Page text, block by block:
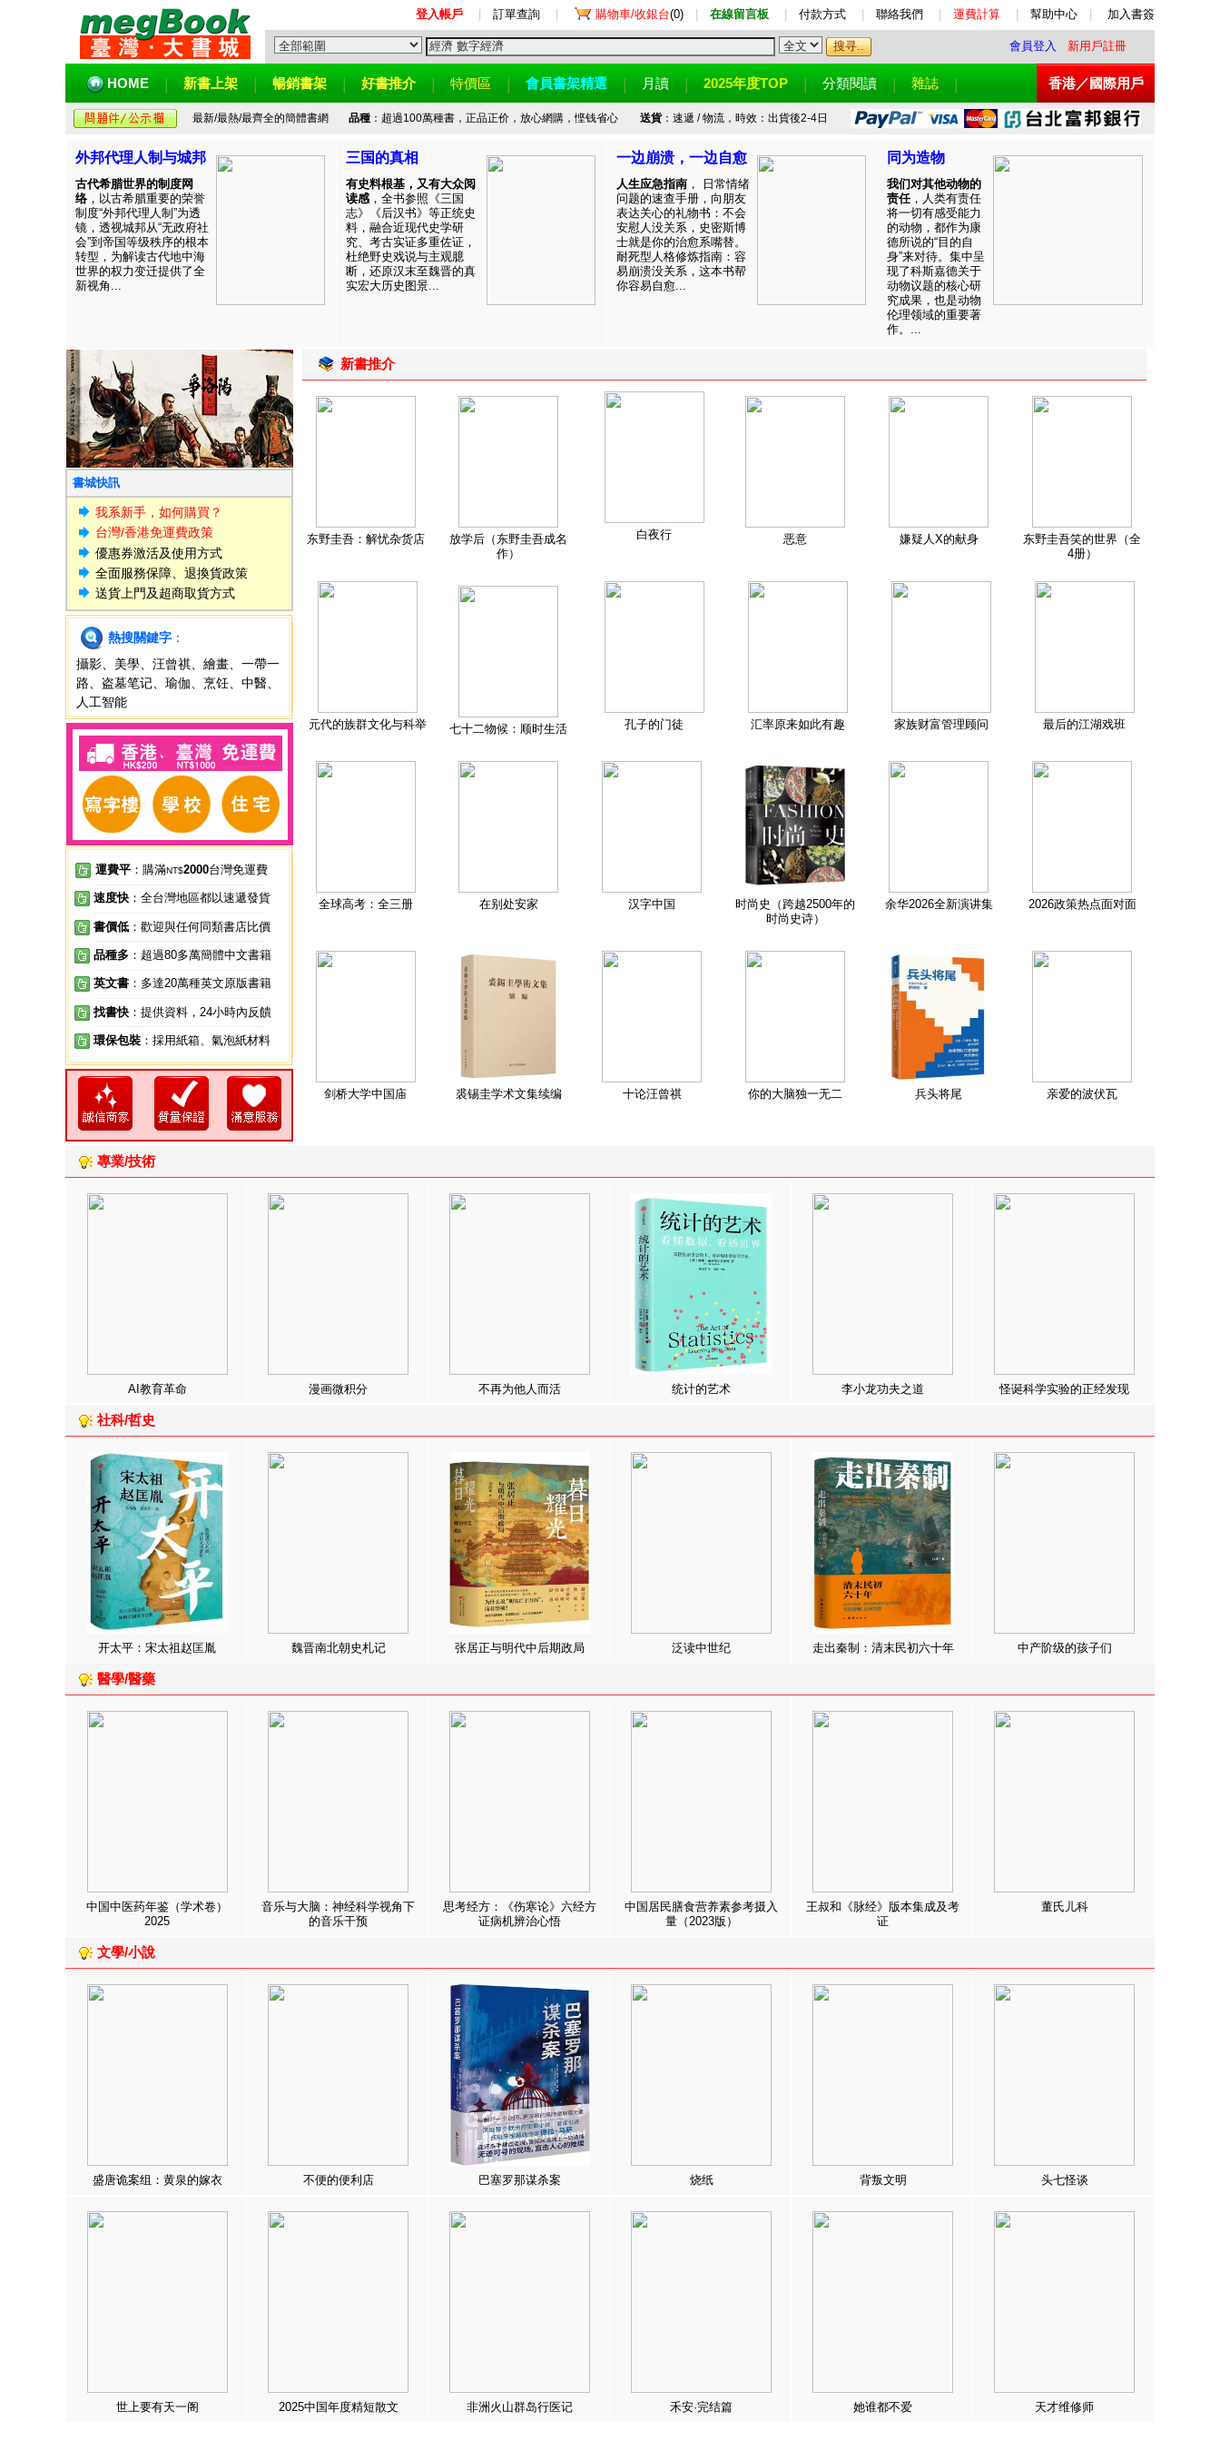
登入帳戶 訂單查詢 購物車/收銀台(0) 在線留言板 付款方式 聯絡我們 運費計算 幫助中心 加入書簽
會員登入 新用戶註冊
HOME 新書上架 暢銷書架 好書推介 特價區 會員書架精選 月讀 2025年度TOP 分類閱讀 雜誌 香港／國際用戶
最新/最熱/最齊全的簡體書網 品種：超過100萬種書，正品正价，放心網購，悭钱省心 送貨：速遞 / 物流，時效：出貨後2-4日
外邦代理人制与城邦
古代希腊世界的制度网
络 ，以古希腊重要的荣誉
制度“外邦代理人制”为透
镜，透视城邦从“无政府社
会”到帝国等级秩序的根本
转型，为解读古代地中海
世界的权力变迁提供了全
新视角...
三国的真相
有史料根基，又有大众阅
读感 ，全书参照《三国
志》《后汉书》等正统史
料，融合近现代史学研
究、考古实证多重佐证，
杜绝野史戏说与主观臆
断，还原汉末至魏晋的真
实宏大历史图景...
一边崩溃，一边自愈
人生应急指南 ， 日常情绪
问题的速查手册，向朋友
表达关心的礼物书：不会
安慰人没关系，史密斯博
士就是你的治愈系嘴替。
耐死型人格修炼指南：容
易崩溃没关系，这本书帮
你容易自愈...
同为造物
我们对其他动物的
责任，人类有责任
将一切有感受能力
的动物，都作为康
德所说的“目的自
身”来对待。集中呈
现了科斯嘉德关于
动物议题的核心研
究成果，也是动物
伦理领域的重要著
作。...
書城快訊
我系新手，如何購買？
台灣/香港免運費政策
優惠券激活及使用方式
全面服務保障、退換貨政策
送貨上門及超商取貨方式
熱搜關鍵字 ：
攝影
美學 汪曾祺 繪畫
一帶一
路
盗墓笔记 瑜伽 烹饪 中醫
人工智能
運費平 ：購滿NT$2000台灣免運費
速度快 ：全台灣地區都以速遞發貨
書價低 ：歡迎與任何同類書店比價
品種多 ：超過80多萬簡體中文書籍
英文書 ：多達20萬種英文原版書籍
找書快 ：提供資料，24小時內反饋
環保包裝 ：採用紙箱、氣泡紙材料
新書推介
东野圭吾：解忧杂货店
放学后（东野圭吾成名
作）
白夜行 恶意 嫌疑人X的献身
东野圭吾笑的世界（全
4册）
元代的族群文化与科举 七十二物候：顺时生活 孔子的门徒 汇率原来如此有趣 家族财富管理顾问 最后的江湖戏班
全球高考：全三册 在别处安家 汉字中国
时尚史（跨越2500年的
时尚史诗）
余华2026全新演讲集 2026政策热点面对面
剑桥大学中国庙 裘锡圭学术文集续编 十论汪曾祺 你的大脑独一无二 兵头将尾 亲爱的波伏瓦
專業/技術
AI教育革命 漫画微积分 不再为他人而活 统计的艺术 李小龙功夫之道 怪诞科学实验的正经发现
社科/哲史
开太平：宋太祖赵匡胤 魏晋南北朝史札记 张居正与明代中后期政局 泛读中世纪 走出秦制：清末民初六十年 中产阶级的孩子们
醫學/醫藥
中国中医药年鉴（学术卷）
2025
音乐与大脑：神经科学视角下
的音乐干预
思考经方：《伤寒论》六经方
证病机辨治心悟
中国居民膳食营养素参考摄入
量（2023版）
王叔和《脉经》版本集成及考
证
董氏儿科
文學/小說
盛唐诡案组：黄泉的嫁衣 不便的便利店 巴塞罗那谋杀案 烧纸 背叛文明 头七怪谈
世上要有天一阁 2025中国年度精短散文 非洲火山群岛行医记 禾安·完结篇 她谁都不爱 天才维修师